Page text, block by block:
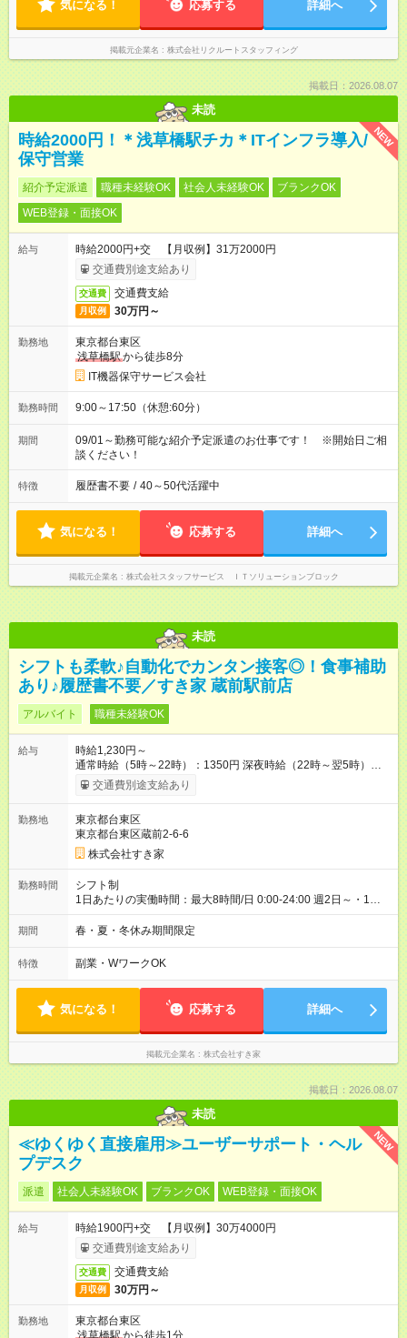
気になる！ 応募する 詳細へ
掲載元企業名 株式会社リクルートスタッフィング
掲載日：2026.08.07
未読
NEW
時給2000円！＊浅草橋駅チカ＊ITインフラ導入/
保守営業
紹介予定派遣 職種未経験OK 社会人未経験OK
ブランクOK
WEB登録・面接OK
給与
時給2000円+交 【月収例】31万2000円
交通費別途支給あり
交通費 交通費支給
月収例 30万円～
勤務地
東京都台東区
浅草橋駅から徒歩8分
IT機器保守サービス会社
勤務時間 9:00～17:50（休憩:60分）
期間
09/01～勤務可能な紹介予定派遣のお仕事です！ ※開始日ご相
談ください！
特徴 履歴書不要 / 40～50代活躍中
気になる！ 応募する 詳細へ
掲載元企業名 株式会社スタッフサービス ＩＴソリューションブロック
未読
シフトも柔軟♪自動化でカンタン接客◎！食事補助
あり♪履歴書不要／すき家 蔵前駅前店
アルバイト 職種未経験OK
給与
時給1,230円～
通常時給（5時～22時）：1350円 深夜時給（22時～翌5時）：
1688円 高校生時給：1230円 【特別手当】早朝手当（5：00-9：
00）時給+150円 【試用期間】試用期間あり 試用期間の長さ：1
30日（※条件変更なし）ですが、切り上げで一ヶ月とさせてい
ただきます。 研修制度あり：15時間(研修中も同時給）
交通費別途支給あり
勤務地
東京都台東区
東京都台東区蔵前2-6-6
株式会社すき家
勤務時間
シフト制
1日あたりの実働時間：最大8時間/日 0:00-24:00 週2日～・1日
2h～OK ＜シフト例＞ 〇朝帯 5:00-9:00 〇昼帯 9:00-14:00 〇午
後帯 14:00-18:00 〇夜帯 18:00-22:00 〇深夜帯 22:00-翌5:00 基
ます♪
期間 春・夏・冬休み期間限定
特徴 副業・WワークOK
気になる！ 応募する 詳細へ
掲載元企業名 株式会社すき家
掲載日：2026.08.07
未読
NEW
≪ゆくゆく直接雇用≫ユーザーサポート・ヘル
プデスク
派遣 社会人未経験OK ブランクOK WEB登録・面接OK
給与
時給1900円+交 【月収例】30万4000円
交通費別途支給あり
交通費 交通費支給
月収例 30万円～
勤務地
東京都台東区
浅草橋駅から徒歩1分